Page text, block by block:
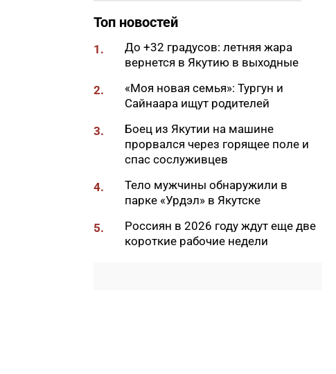
полпути
11:35
Российские школьники будут
учиться по новой программе
11:15
Автодорогу «Анабар» в Якутии
перекрыли из-за лесного
пожара
10:56
Новая платформа ЕР поможет
ветеранам СВО найти работу
10:22
В Усть-Майском районе
ликвидировали лесной пожар
на 13 гектарах
10:01
Якутяне рассказали, что
считают главным подарком в
Топ новостей
1.
До +32 градусов: летняя жара
вернется в Якутию в выходные
2.
«Моя новая семья»: Тургун и
Сайнаара ищут родителей
3.
Боец из Якутии на машине
прорвался через горящее поле и
спас сослуживцев
4.
Тело мужчины обнаружили в
парке «Урдэл» в Якутске
5.
Россиян в 2026 году ждут еще две
короткие рабочие недели